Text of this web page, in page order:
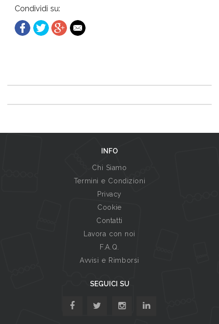
Condividi su:
INFO
Chi Siamo
Termini e Condizioni
Privacy
Cookie
Contatti
Lavora con noi
F.A.Q.
Avvisi e Rimborsi
SEGUICI SU